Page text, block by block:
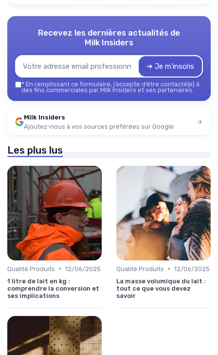
Recevez les dernières actualités de
Milk Insiders
➔ Je m'inscris
* En remplissant ce formulaire, j’accepte d’être contacté(e) à
des fins commerciales par Milk Insiders et ses partenaires.
Milk Insiders
Ajoutez-nous à vos sources préférées sur Google
Les plus lus
Qualité Produits • 12/06/2025
1 litre de lait en kg :
comprendre la conversion et
ses implications
Qualité Produits • 12/06/2025
La masse volumique du lait :
tout ce que vous devez
savoir